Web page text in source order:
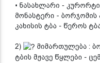
• ნასახლარი -
მონასტერი - ბორჯომის
კახისის ტბა - წეროს
2)
მიმართულება :
ტბის მჟავე წყლები -